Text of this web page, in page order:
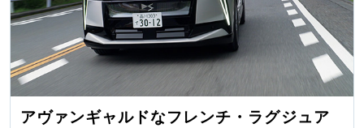
アヴァンギャルドなフレンチ・ラグジュア